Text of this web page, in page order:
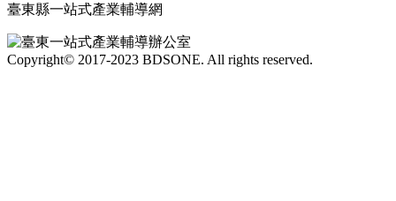
臺東縣一站式產業輔導網
Copyright© 2017-2023 BDSONE. All rights reserved.